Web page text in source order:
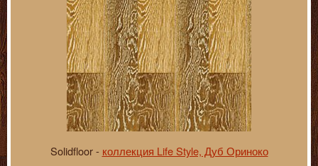
Solidfloor - коллекция Life Style, Дуб Ориноко